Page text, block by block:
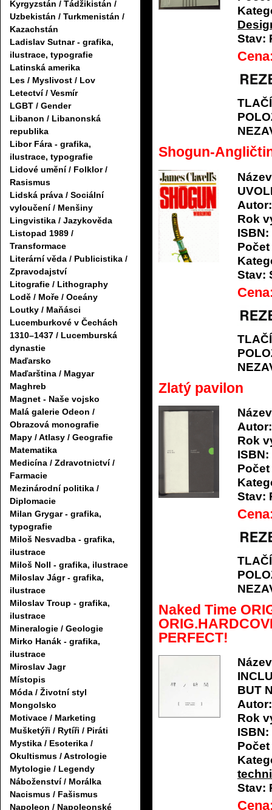
Kyrgyzstán / Tádžikistán /
Uzbekistán / Turkmenistán /
Kazachstán
Ladislav Sutnar - grafika,
ilustrace, typografie
Latinská amerika
Les / Myslivost / Lov
Letectví / Vesmír
LGBT / Gender
Libanon / Libanonská
republika
Libor Fára - grafika,
ilustrace, typografie
Lidové umění / Folklor /
Rasismus
Lidská práva / Sociální
vyloučení / Menšiny
Lingvistika / Jazykověda
Listopad 1989 /
Transformace
Literární věda / Publicistika /
Zpravodajství
Litografie / Lithography
Lodě / Moře / Oceány
Loutky / Maňásci
Lucemburkové v Čechách
1310–1437 / Lucemburská
dynastie
Maďarsko
Maďarština / Magyar
Maghreb
Magnet - Naše vojsko
Malá galerie Odeon /
Obrazová monografie
Mapy / Atlasy / Geografie
Matematika
Medicína / Zdravotnictví /
Farmacie
Mezinárodní politika /
Diplomacie
Milan Grygar - grafika,
typografie
Miloš Nesvadba - grafika,
ilustrace
Miloš Noll - grafika, ilustrace
Miloslav Jágr - grafika,
ilustrace
Miloslav Troup - grafika,
ilustrace
Mineralogie / Geologie
Mirko Hanák - grafika,
ilustrace
Miroslav Jagr
Místopis
Móda / Životní styl
Mongolsko
Motivace / Marketing
Mušketýři / Rytíři / Piráti
Mystika / Esoterika /
Okultismus / Astrologie
Mytologie / Legendy
Náboženství / Morálka
Nacismus / Fašismus
Napoleon / Napoleonské
Stav:
Shogun-
Autor:
Rok
ISBN:
Stav:
Zlatý pavilon
Autor:
Rok
ISBN:
Stav:
Naked Time
PERFECT!
BUT
Autor:
Rok
ISBN:
Stav: